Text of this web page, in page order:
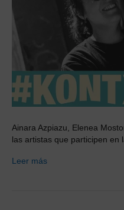
Ainara Azpiazu, Elenea
las artistas que participen en
Leer más